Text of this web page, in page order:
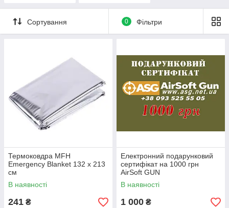
Сортування 0 Фільтри
Термоковдра MFH
Emergency Blanket 132 x 213
см
В наявності
241 ₴
Електронний подарунковий
сертифікат на 1000 грн
AirSoft GUN
В наявності
1 000 ₴